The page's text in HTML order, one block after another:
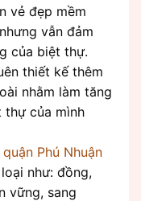
vẻ đẹp mềm
vẫn đảm
của biệt thự.
thiết kế thêm
nhằm làm tăng
thự của mình
Phú Nhuận
như: đồng,
vững, sang